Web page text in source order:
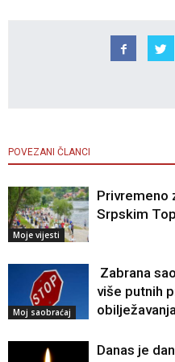
POVEZANI ČLANCI
Moje vijesti
Privremeno
Srpskim
Moj saobraćaj
Zabrana
više putnih
Danas je